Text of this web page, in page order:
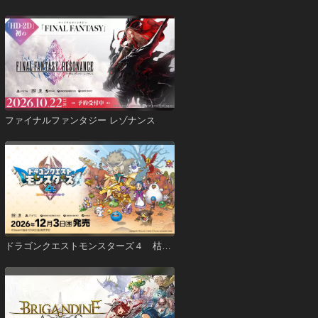
ファイナルファンタジー レゾナンス
ドラゴンクエストモンスターズ４ 枯れ